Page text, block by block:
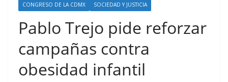
CONGRESO DE LA CDMX SOCIEDAD Y JUSTICIA
Pablo Trejo pide reforzar
campañas contra
obesidad infantil